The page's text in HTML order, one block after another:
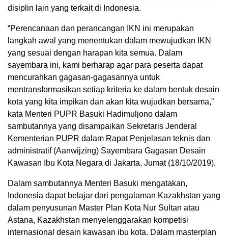
disiplin lain yang terkait di Indonesia.
“Perencanaan dan perancangan IKN ini merupakan
langkah awal yang menentukan dalam mewujudkan IKN
yang sesuai dengan harapan kita semua. Dalam
sayembara ini, kami berharap agar para peserta dapat
mencurahkan gagasan-gagasannya untuk
mentransformasikan setiap kriteria ke dalam bentuk desain
kota yang kita impikan dan akan kita wujudkan bersama,”
kata Menteri PUPR Basuki Hadimuljono dalam
sambutannya yang disampaikan Sekretaris Jenderal
Kementerian PUPR dalam Rapat Penjelasan teknis dan
administratif (Aanwijzing) Sayembara Gagasan Desain
Kawasan Ibu Kota Negara di Jakarta, Jumat (18/10/2019).
Dalam sambutannya Menteri Basuki mengatakan,
Indonesia dapat belajar dari pengalaman Kazakhstan yang
dalam penyusunan Master Plan Kota Nur Sultan atau
Astana, Kazakhstan menyelenggarakan kompetisi
internasional desain kawasan ibu kota. Dalam masterplan